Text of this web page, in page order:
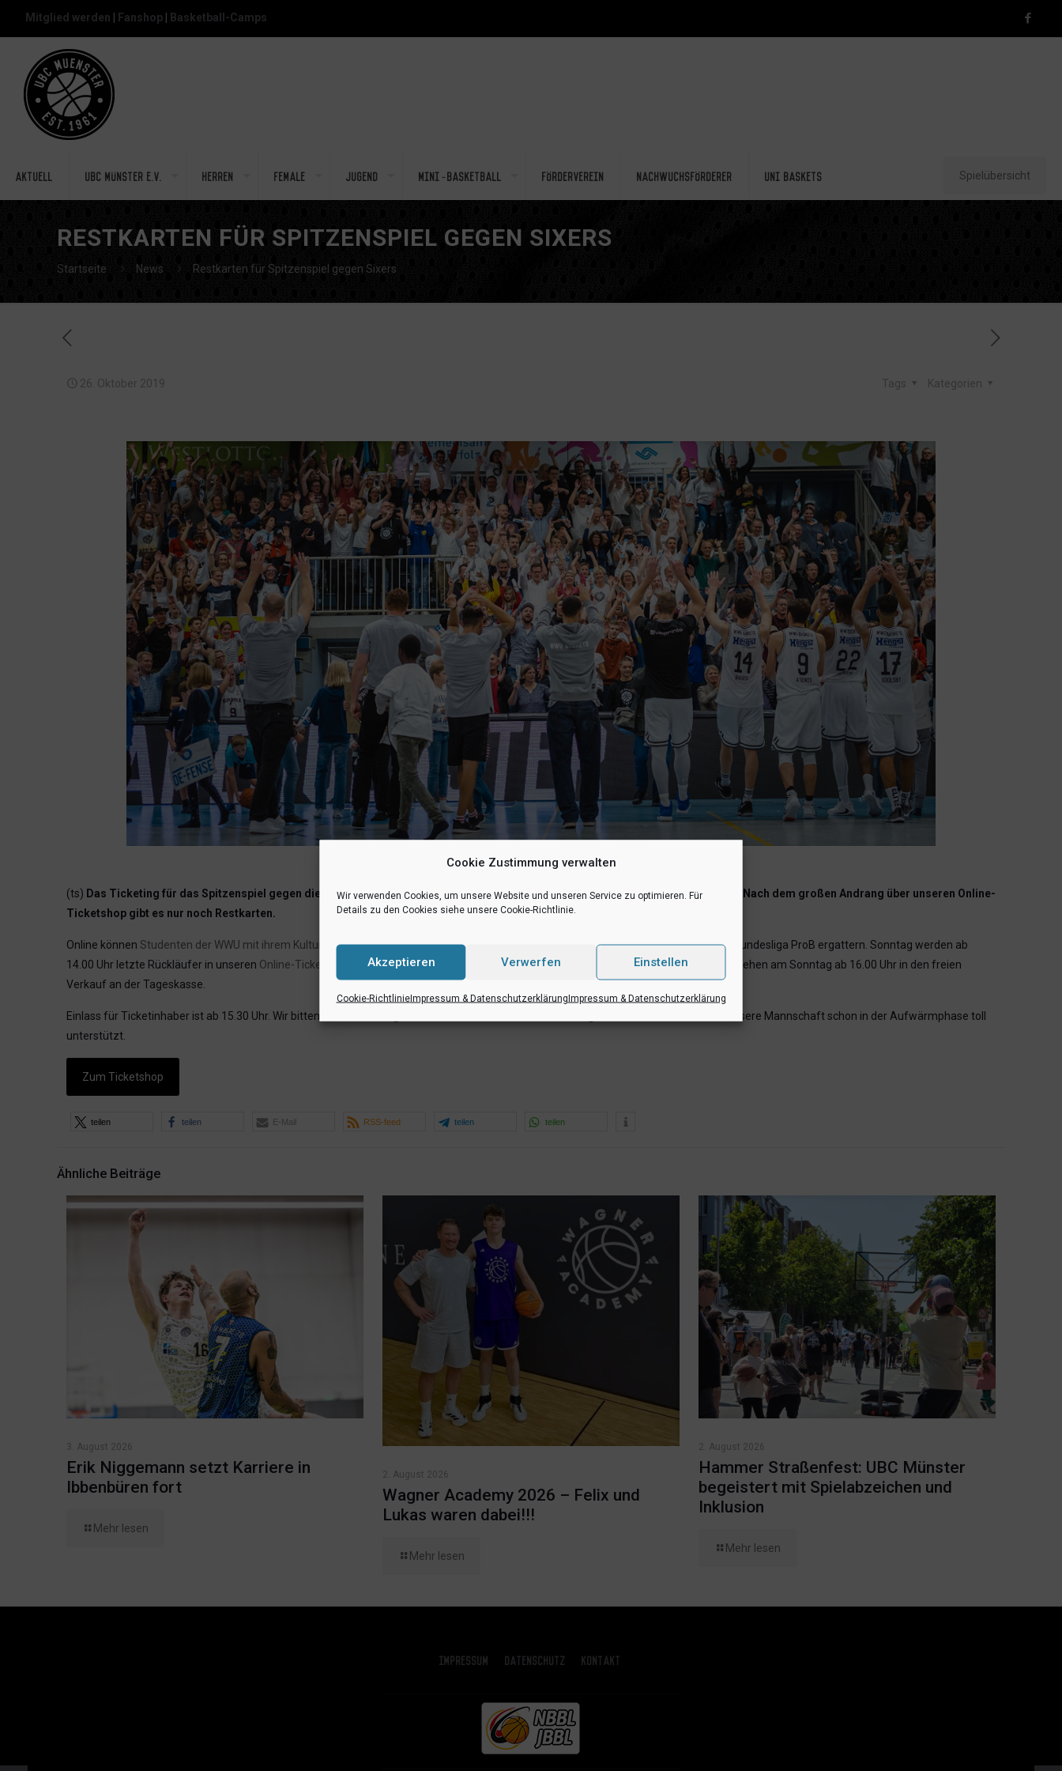
Cookie Zustimmung verwalten
Wir verwenden Cookies, um unsere Website und unseren Service zu optimieren. Für
Details zu den Cookies siehe unsere Cookie-Richtlinie.
Akzeptieren Verwerfen Einstellen
Cookie-RichtlinieImpressum & DatenschutzerklärungImpressum & Datenschutzerklärung
Mitglied werden Fanshop Basketball-Camps
Aktuell UBC Münster e.V. Herren Female Jugend Mini-Basketball Förderverein Nachwuchsförderer Uni Baskets Spielübersicht
RESTKARTEN FÜR SPITZENSPIEL GEGEN SIXERS
Startseite News Restkarten für Spitzenspiel gegen Sixers
26. Oktober 2019 Kategorien
Tags
(ts) Das Ticketing für das Spitzenspiel gegen die BSW Sixers am morgigen Sonntag, Hochball 17.OO Uhr, geht auf die Zielgerade. Nach dem großen Andrang über unseren Online-
Ticketshop gibt es nur noch Restkarten.
Online können Studenten der WWU mit ihrem Kultursemesterticketderzeit noch letzte Plätze zum Topspiel der BARMER 2. Basketball Bundesliga ProB ergattern. Sonntag werden ab
14.00 Uhr letzte Rückläufer in unseren Online-Ticketshop
gestellt. Nicht mit dem Kultursemesterticket gebuchte Plätze und Rückläufer gehen am Sonntag ab 16.00 Uhr in den freien
Verkauf an der Tageskasse.
Einlass für Ticketinhaber ist ab 15.30 Uhr. Wir bitten für den reibungslosen Ablauf am Einlass um frühzeitiges Erscheinen, das zudem unsere Mannschaft schon in der Aufwärmphase toll
unterstützt.
Zum Ticketshop
teilen teilen E-Mail RSS-feed teilen teilen
Ähnliche Beiträge
3. August 2026
Erik Niggemann setzt Karriere in
Ibbenbüren fort
Mehr lesen
2. August 2026
Wagner Academy 2026 – Felix und
Lukas waren dabei!!!
Mehr lesen
2. August 2026
Hammer Straßenfest: UBC Münster
begeistert mit Spielabzeichen und
Inklusion
Mehr lesen
Impressum Datenschutz Kontakt